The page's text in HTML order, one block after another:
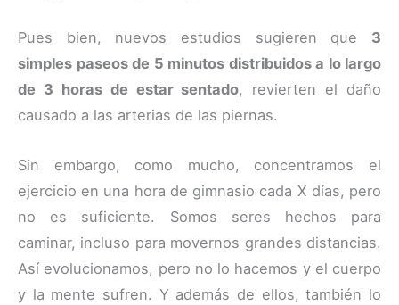
Pues bien, nuevos estudios sugieren que 3
simples paseos de 5 minutos distribuidos a lo largo
de 3 horas de estar sentado, revierten el daño
causado a las arterias de las piernas.
Sin embargo, como mucho, concentramos el
ejercicio en una hora de gimnasio cada X días, pero
no es suficiente. Somos seres hechos para
caminar, incluso para movernos grandes distancias.
Así evolucionamos, pero no lo hacemos y el cuerpo
y la mente sufren. Y además de ellos, también lo